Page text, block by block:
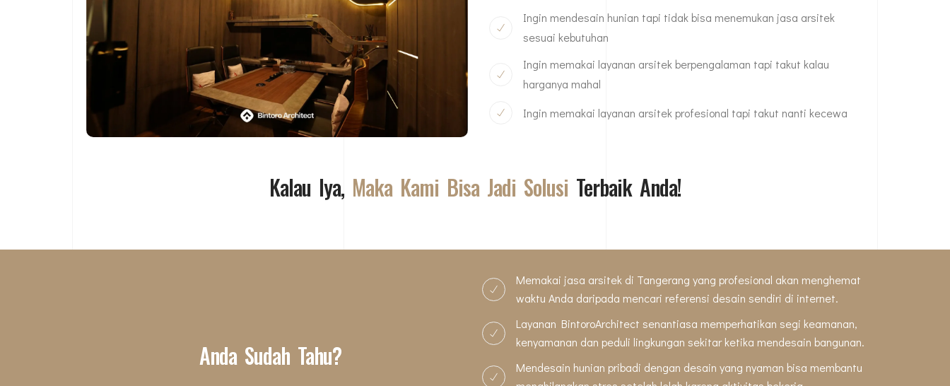
Ingin mendesain hunian tapi tidak bisa menemukan jasa arsitek
sesuai kebutuhan
Ingin memakai layanan arsitek berpengalaman tapi takut kalau
harganya mahal
Ingin memakai layanan arsitek profesional tapi takut nanti kecewa
Kalau Iya, Maka Kami Bisa Jadi Solusi Terbaik Anda!
Anda Sudah Tahu?
Memakai jasa arsitek di Tangerang yang profesional akan menghemat
waktu Anda daripada mencari referensi desain sendiri di internet.
Layanan BintoroArchitect senantiasa memperhatikan segi keamanan,
kenyamanan dan peduli lingkungan sekitar ketika mendesain bangunan.
Mendesain hunian pribadi dengan desain yang nyaman bisa membantu